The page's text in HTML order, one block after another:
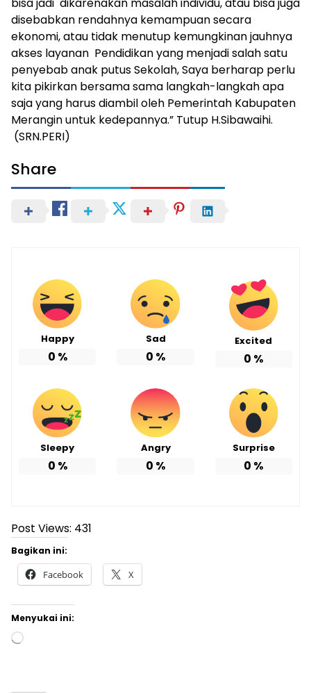
disebabkan rendahnya kemampuan secara
ekonomi, atau tidak menutup kemungkinan jauhnya
akses layanan Pendidikan yang menjadi salah satu
penyebab anak putus Sekolah, Saya berharap perlu
kita pikirkan bersama sama langkah-langkah apa
saja yang harus diambil oleh Pemerintah Kabupaten
Merangin untuk kedepannya.” Tutup H.Sibawaihi.
(SRN.PERI)
Share
Happy
0 %
Sad
0 %
Excited
0 %
Sleepy
0 %
Angry
0 %
Surprise
0 %
Post Views: 431
Bagikan ini:
Facebook X
Menyukai ini:
Memuat...